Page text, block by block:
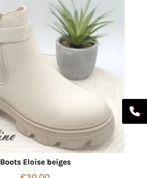
Boots Eloise beiges